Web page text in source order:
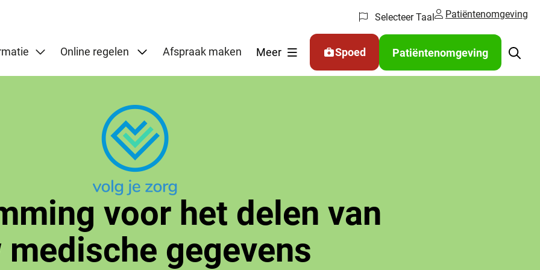
Selecteer Taal Patiëntenomgeving
Online regelen Submenu: Online regelen
Afspraak maken Meer Spoed Patiëntenomgeving
voor het delen van
medische gegevens